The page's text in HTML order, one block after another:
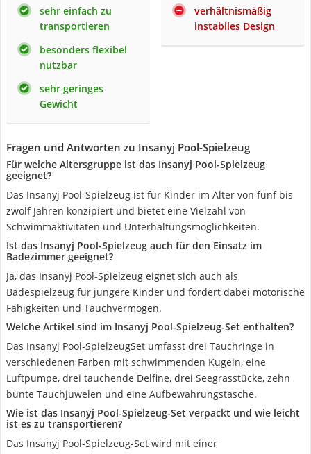
sehr einfach zu
transportieren
besonders flexibel
nutzbar
sehr geringes
Gewicht
verhältnismäßig
instabiles Design
Fragen und Antworten zu Insanyj Pool-Spielzeug
Für welche Altersgruppe ist das Insanyj Pool-Spielzeug
geeignet?
Das Insanyj Pool-Spielzeug ist für Kinder im Alter von fünf bis
zwölf Jahren konzipiert und bietet eine Vielzahl von
Schwimmaktivitäten und Unterhaltungsmöglichkeiten.
Ist das Insanyj Pool-Spielzeug auch für den Einsatz im
Badezimmer geeignet?
Ja, das Insanyj Pool-Spielzeug eignet sich auch als
Badespielzeug für jüngere Kinder und fördert dabei motorische
Fähigkeiten und Tauchvermögen.
Welche Artikel sind im Insanyj Pool-Spielzeug-Set enthalten?
Das Insanyj Pool-SpielzeugSet umfasst drei Tauchringe in
verschiedenen Farben mit schwimmenden Kugeln, eine
Luftpumpe, drei tauchende Delfine, drei Seegrasstücke, zehn
bunte Tauchjuwelen und eine Aufbewahrungstasche.
Wie ist das Insanyj Pool-Spielzeug-Set verpackt und wie leicht
ist es zu transportieren?
Das Insanyj Pool-Spielzeug-Set wird mit einer